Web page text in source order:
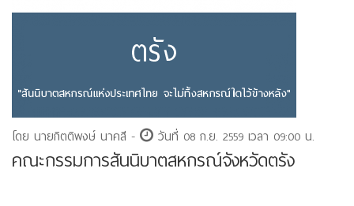
โดย นายกิตติพงษ์ นาคสี - วันที่ 08 ก.ย. 2559 เวลา 09:00 น.
คณะกรรมการสันนิบาตสหกรณ์จังหวัดตรัง